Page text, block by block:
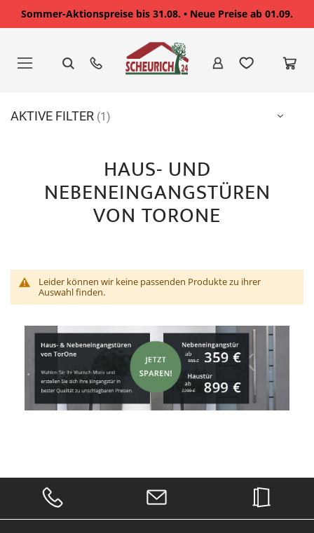
Sommer-Aktionspreise bis 31.08. • Neue Preise ab 01.09.
springen
HAUS- UND
NEBENEINGANGSTÜREN
VON TORONE
Leider können wir keine passenden Produkte zu ihrer
Auswahl finden.
AKTIVE FILTER